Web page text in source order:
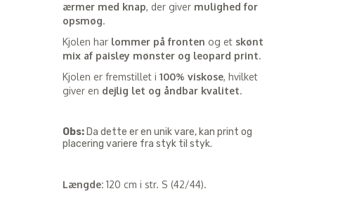
ærmer med knap, der giver mulighed for
opsmøg.
Kjolen har lommer på fronten og et skønt
mix af paisley mønster og leopard print.
Kjolen er fremstillet i100% viskose, hvilket
giver en dejlig let og åndbar kvalitet.
Obs: Da dette er en unik vare, kan print og
placering variere fra styk til styk.
Længde: 120 cm i str. S (42/44).